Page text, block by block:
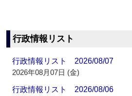
行政情報リスト
行政情報リスト 2026/08/07
2026年08月07日 (金)
行政情報リスト 2026/08/06